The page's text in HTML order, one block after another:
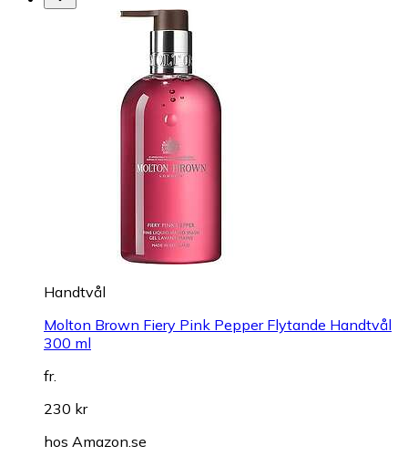
Handtvål
Molton Brown Fiery Pink Pepper Flytande Handtvål
300 ml
fr.
230 kr
hos Amazon.se